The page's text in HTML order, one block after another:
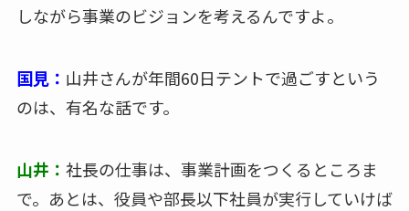
しながら事業のビジョンを考えるんですよ。
国見： 山井さんが年間60日テントで過ごすという
のは、有名な話です。
山井： 社長の仕事は、事業計画をつくるところま
で。あとは、役員や部長以下社員が実行していけば